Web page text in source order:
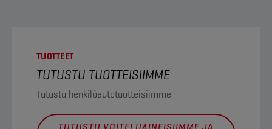
TUOTTEET
TUTUSTU TUOTTEISIIMME
Tutustu henkilöautotuotteisiimme